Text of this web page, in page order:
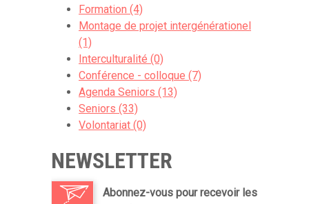
Formation (4)
Montage de projet intergénérationel
(1)
Interculturalité (0)
Conférence - colloque (7)
Agenda Seniors (13)
Seniors (33)
Volontariat (0)
NEWSLETTER
Abonnez-vous pour recevoir les